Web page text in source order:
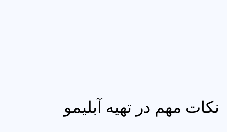
نکات مهم در تهیه آبلیمو